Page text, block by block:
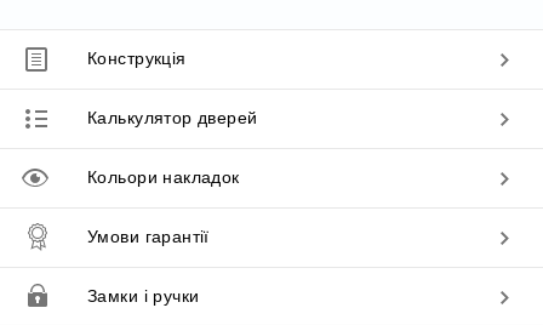
Конструкція
Калькулятор дверей
Кольори накладок
Умови гарантії
Замки і ручки